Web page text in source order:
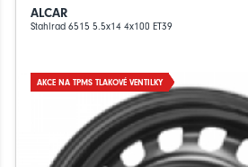
ALCAR
Stahlrad 6515 5.5x14 4x100 ET39
AKCE NA TPMS TLAKOVÉ VENTILKY